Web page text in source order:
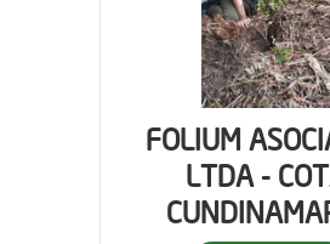
FOLIUM
LTDA -